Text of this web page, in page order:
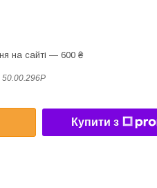
на сайті — 600 ₴
50.00.296Р
Купити з